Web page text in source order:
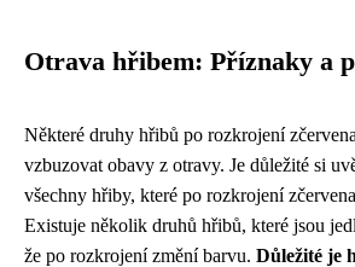
Otrava hřibem: Příznaky a
Některé druhy hřibů po rozkrojení
vzbuzovat obavy z otravy. Je důležité si
všechny hřiby, které po rozkrojení
Existuje několik druhů hřibů, které jsou
že po rozkrojení změní barvu. Důležité je